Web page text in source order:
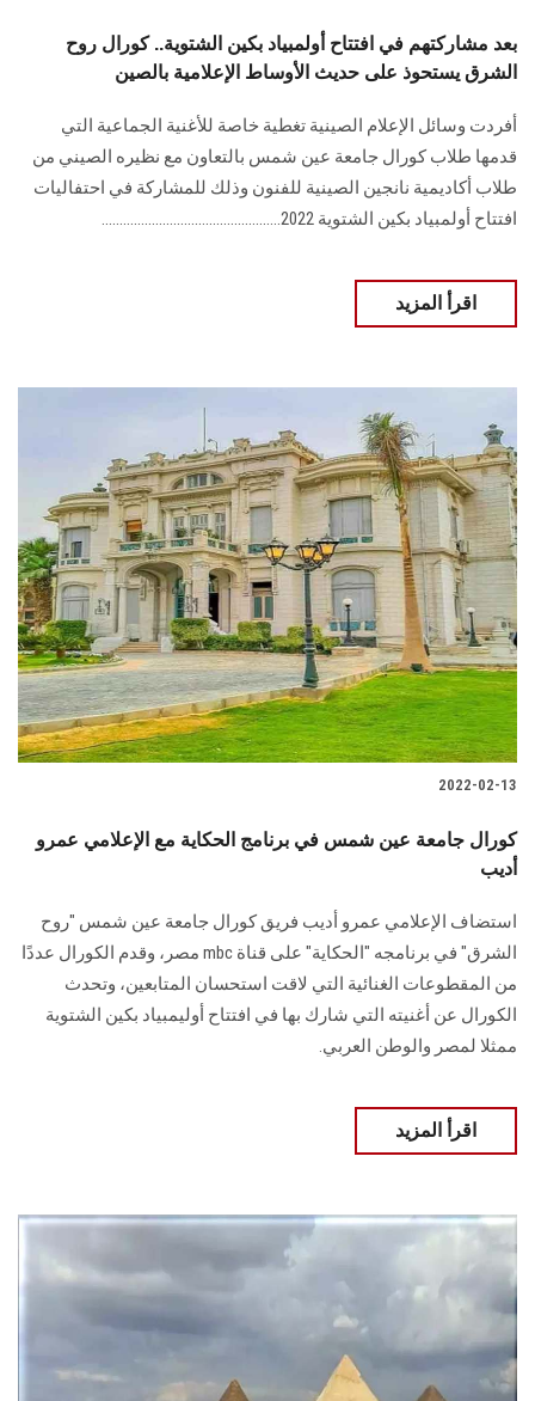
الزائـرون
سجل الان
بعد مشاركتهم في افتتاح أولمبياد بكين الشتوية.. كورال روح
الشرق يستحوذ على حديث الأوساط الإعلامية بالصين
أفردت وسائل الإعلام الصينية تغطية خاصة للأغنية الجماعية التي
قدمها طلاب كورال جامعة عين شمس بالتعاون مع نظيره الصيني من
طلاب أكاديمية نانجين الصينية للفنون وذلك للمشاركة في احتفاليات
افتتاح أولمبياد بكين الشتوية 2022..................................................
اقرأ المزيد
2022-02-13
كورال جامعة عين شمس في برنامج الحكاية مع الإعلامي عمرو
أديب
استضاف الإعلامي عمرو أديب فريق كورال جامعة عين شمس "روح
الشرق" في برنامجه "الحكاية" على قناة mbc مصر، وقدم الكورال عددًا
من المقطوعات الغنائية التي لاقت استحسان المتابعين، وتحدث
الكورال عن أغنيته التي شارك بها في افتتاح أوليمبياد بكين الشتوية
ممثلا لمصر والوطن العربي.
اقرأ المزيد